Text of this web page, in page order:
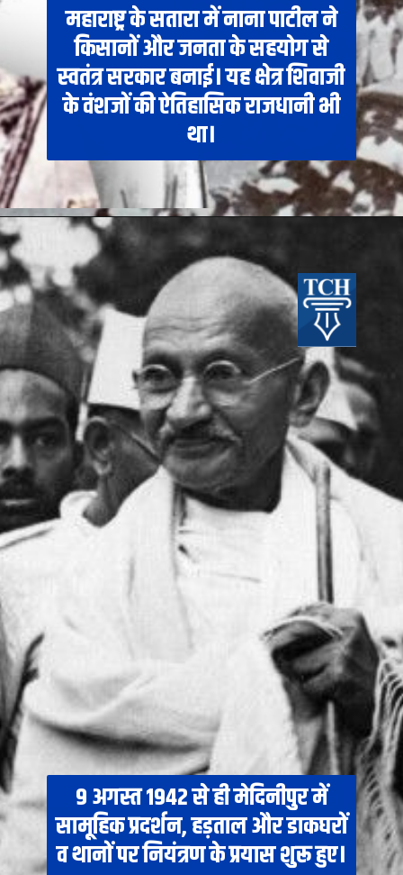
महाराष्ट्र के सतारा में नाना पाटील ने
किसानों और जनता के सहयोग से
स्वतंत्र सरकार बनाई। यह क्षेत्र शिवाजी
के वंशजों की ऐतिहासिक राजधानी भी
था।
9 अगस्त 1942 से ही मेदिनीपुर में
सामूहिक प्रदर्शन, हड़ताल और डाकघरों
व थानों पर नियंत्रण के प्रयास शुरू हुए।